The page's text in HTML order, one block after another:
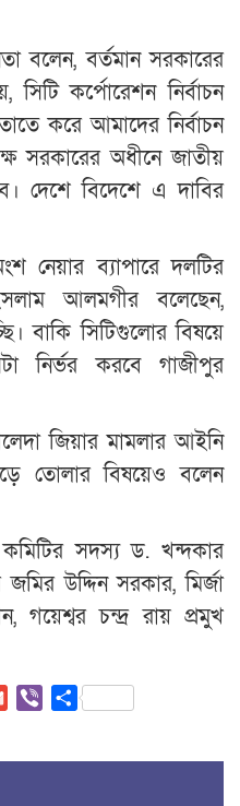
বলেন, বর্তমান সরকারের
সিটি কর্পোরেশন নির্বাচন
করে আমাদের নির্বাচন
সরকারের অধীনে জাতীয়
দেশে বিদেশে এ দাবির
নেয়ার ব্যাপারে দলটির
আলমগীর বলেছেন,
বাকি সিটিগুলোর বিষয়ে
নির্ভর করবে গাজীপুর
জিয়ার মামলার আইনি
তোলার বিষয়েও বলেন
কমিটির সদস্য ড. খন্দকার
উদ্দিন সরকার, মির্জা
চন্দ্র রায় প্রমুখ
Gmail ViberShare